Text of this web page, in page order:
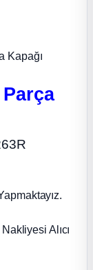
Kapağı
Alıcı